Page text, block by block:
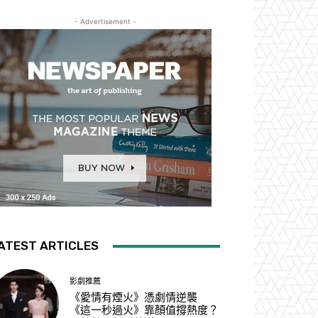
- Advertisement -
ARTICLES
影劇推薦
《愛情有煙火》憑劇情逆襲
《這一秒過火》靠顏值撐熱度？